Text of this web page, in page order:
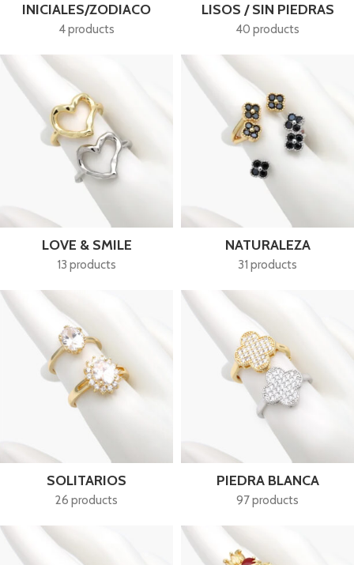
INICIALES/ZODIACO
4 products
LISOS / SIN PIEDRAS
40 products
LOVE & SMILE
13 products
NATURALEZA
31 products
SOLITARIOS
26 products
PIEDRA BLANCA
97 products